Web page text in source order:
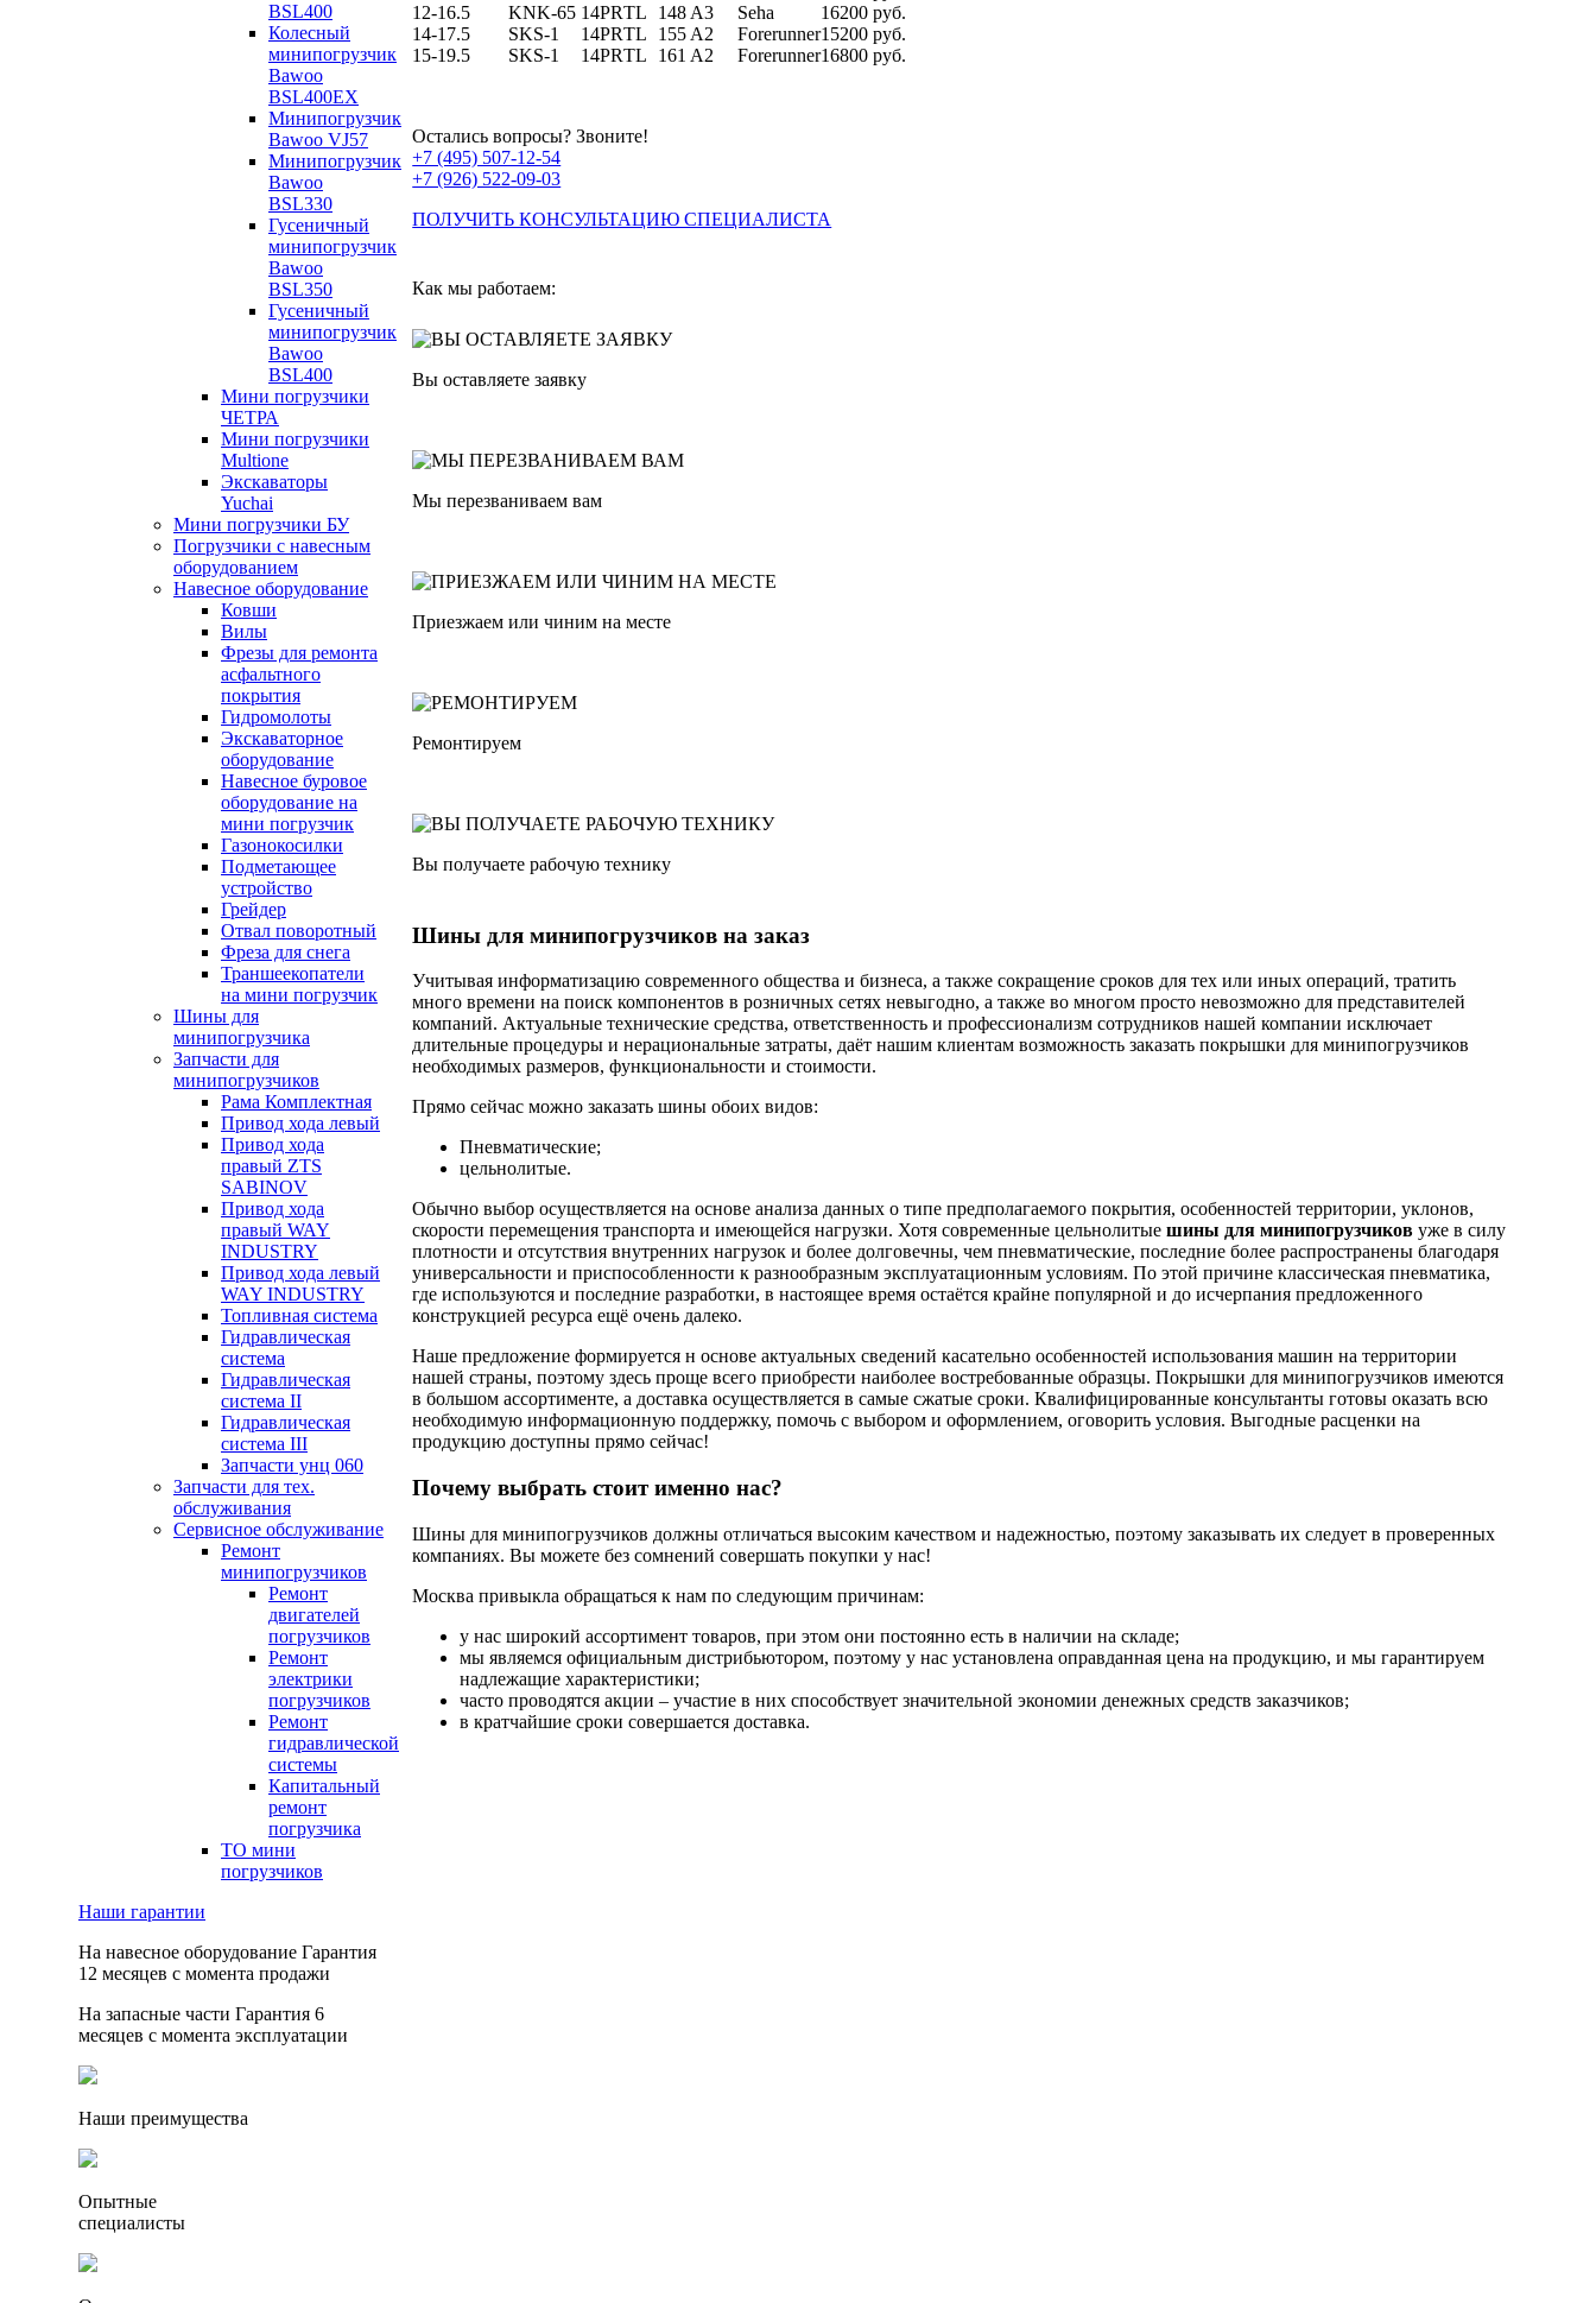
BSL400
Колесный
минипогрузчик
Bawoo
BSL400EX
Минипогрузчик
Bawoo VJ57
Минипогрузчик
Bawoo
BSL330
Гусеничный
минипогрузчик
Bawoo
BSL350
Гусеничный
минипогрузчик
Bawoo
BSL400
Мини погрузчики
ЧЕТРА
Мини погрузчики
Multione
Экскаваторы
Yuchai
Мини погрузчики БУ
Погрузчики с навесным
оборудованием
Навесное оборудование
Ковши
Вилы
Фрезы для ремонта
асфальтного
покрытия
Гидромолоты
Экскаваторное
оборудование
Навесное буровое
оборудование на
мини погрузчик
Газонокосилки
Подметающее
устройство
Грейдер
Отвал поворотный
Фреза для снега
Траншеекопатели
на мини погрузчик
Шины для
минипогрузчика
Запчасти для
минипогрузчиков
Рама Комплектная
Привод хода левый
Привод хода
правый ZTS
SABINOV
Привод хода
правый WAY
INDUSTRY
Привод хода левый
WAY INDUSTRY
Топливная система
Гидравлическая
система
Гидравлическая
система II
Гидравлическая
система III
Запчасти унц 060
Запчасти для тех.
обслуживания
Сервисное обслуживание
Ремонт
минипогрузчиков
Ремонт
двигателей
погрузчиков
Ремонт
электрики
погрузчиков
Ремонт
гидравлической
системы
Капитальный
ремонт
погрузчика
ТО мини
погрузчиков
Наши гарантии
На навесное оборудование Гарантия
12 месяцев с момента продажи
На запасные части Гарантия 6
месяцев с момента эксплуатации
12-16.5
KNK-65 14PRTL 148 A3 Seha
16200 руб.
14-17.5
SKS-1 14PRTL 155 A2 Forerunner15200 руб.
15-19.5
SKS-1 14PRTL 161 A2 Forerunner16800 руб.
Остались вопросы? Звоните!
+7 (495) 507-12-54
+7 (926) 522-09-03
ПОЛУЧИТЬ КОНСУЛЬТАЦИЮ СПЕЦИАЛИСТА
Как мы работаем:
Вы оставляете заявку
Мы перезваниваем вам
Приезжаем или чиним на месте
Ремонтируем
Вы получаете рабочую технику
Шины для минипогрузчиков на заказ
Учитывая информатизацию современного общества и бизнеса, а также сокращение сроков для тех или иных операций, тратить
много времени на поиск компонентов в розничных сетях невыгодно, а также во многом просто невозможно для представителей
компаний. Актуальные технические средства, ответственность и профессионализм сотрудников нашей компании исключает
длительные процедуры и нерациональные затраты, даёт нашим клиентам возможность заказать покрышки для минипогрузчиков
необходимых размеров, функциональности и стоимости.
Прямо сейчас можно заказать шины обоих видов:
Пневматические;
цельнолитые.
Обычно выбор осуществляется на основе анализа данных о типе предполагаемого покрытия, особенностей территории, уклонов,
скорости перемещения транспорта и имеющейся нагрузки. Хотя современные цельнолитыешины для минипогрузчиков уже в силу
плотности и отсутствия внутренних нагрузок и более долговечны, чем пневматические, последние более распространены благодаря
универсальности и приспособленности к разнообразным эксплуатационным условиям. По этой причине классическая пневматика,
где используются и последние разработки, в настоящее время остаётся крайне популярной и до исчерпания предложенного
конструкцией ресурса ещё очень далеко.
Наше предложение формируется н основе актуальных сведений касательно особенностей использования машин на территории
нашей страны, поэтому здесь проще всего приобрести наиболее востребованные образцы. Покрышки для минипогрузчиков имеются
в большом ассортименте, а доставка осуществляется в самые сжатые сроки. Квалифицированные консультанты готовы оказать всю
необходимую информационную поддержку, помочь с выбором и оформлением, оговорить условия. Выгодные расценки на
продукцию доступны прямо сейчас!
Почему выбрать стоит именно нас?
Шины для минипогрузчиков должны отличаться высоким качеством и надежностью, поэтому заказывать их следует в проверенных
компаниях. Вы можете без сомнений совершать покупки у нас!
Москва привыкла обращаться к нам по следующим причинам:
у нас широкий ассортимент товаров, при этом они постоянно есть в наличии на складе;
мы являемся официальным дистрибьютором, поэтому у нас установлена оправданная цена на продукцию, и мы гарантируем
надлежащие характеристики;
часто проводятся акции – участие в них способствует значительной экономии денежных средств заказчиков;
в кратчайшие сроки совершается доставка.
Наши преимущества
Опытные
специалисты